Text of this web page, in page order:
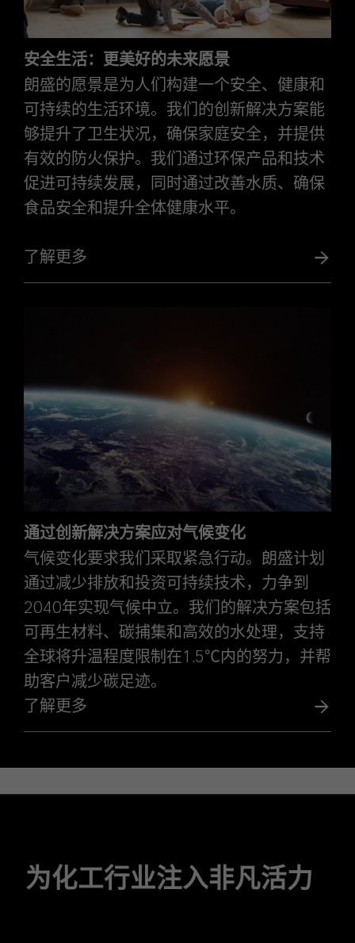
安全生活：更美好的未来愿景
朗盛的愿景是为人们构建一个安全、健康和
可持续的生活环境。我们的创新解决方案能
够提升了卫生状况，确保家庭安全，并提供
有效的防火保护。我们通过环保产品和技术
促进可持续发展，同时通过改善水质、确保
食品安全和提升全体健康水平。
了解更多
通过创新解决方案应对气候变化
气候变化要求我们采取紧急行动。朗盛计划
通过减少排放和投资可持续技术，力争到
2040年实现气候中立。我们的解决方案包括
可再生材料、碳捕集和高效的水处理，支持
全球将升温程度限制在1.5℃内的努力，并帮
助客户减少碳足迹。
了解更多
为化工行业注入非凡活力